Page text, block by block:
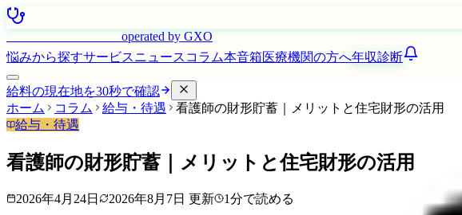
operated by GXO
悩みから探すサービスニュース コラム本音箱医療機関の方へ年収診断
給料の現在地を30秒で確認
ホーム
コラム 給与・待遇
看護師の財形貯蓄｜メリットと住宅財形の活用
給与・待遇
看護師の財形貯蓄｜メリットと住宅財形の活用
2026年4月24日 2026年8月7日 更新 1分で読める